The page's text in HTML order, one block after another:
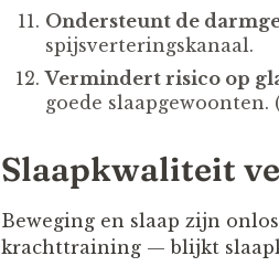
Ondersteunt de
spijsverteringskanaal.
Vermindert risico op
goede slaapgewoonten. (
Slaapkwaliteit
Beweging en slaap zijn
krachttraining — blijkt